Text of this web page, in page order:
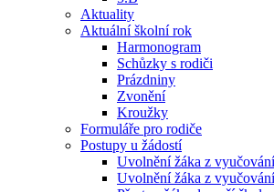
Aktuality
Aktuální školní rok
Harmonogram
Schůzky s rodiči
Prázdniny
Zvonění
Kroužky
Formuláře pro rodiče
Postupy u žádostí
Uvolnění žáka z
Uvolnění žáka z